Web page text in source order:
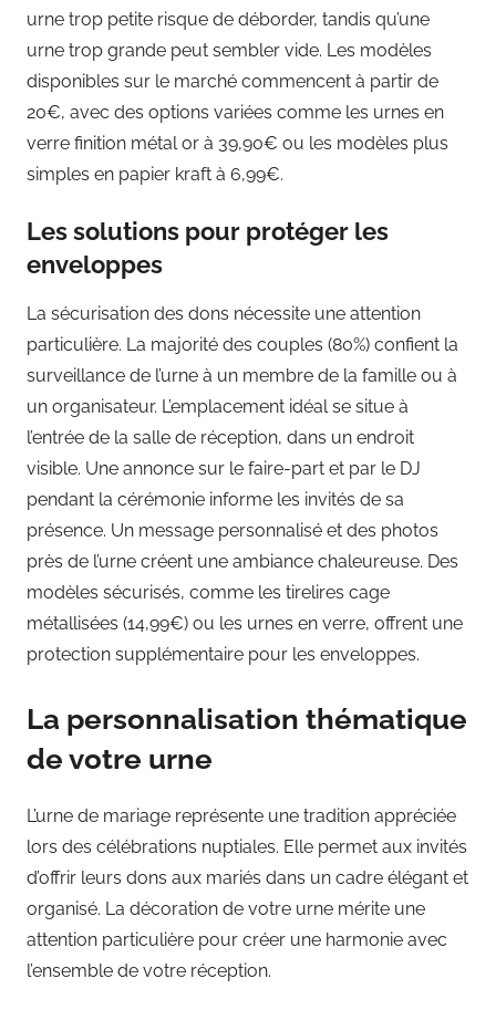
urne trop petite risque de déborder, tandis qu’une
urne trop grande peut sembler vide. Les modèles
disponibles sur le marché commencent à partir de
20€, avec des options variées comme les urnes en
verre finition métal or à 39,90€ ou les modèles plus
simples en papier kraft à 6,99€.
Les solutions pour protéger les
enveloppes
La sécurisation des dons nécessite une attention
particulière. La majorité des couples (80%) confient la
surveillance de l’urne à un membre de la famille ou à
un organisateur. L’emplacement idéal se situe à
l’entrée de la salle de réception, dans un endroit
visible. Une annonce sur le faire-part et par le DJ
pendant la cérémonie informe les invités de sa
présence. Un message personnalisé et des photos
près de l’urne créent une ambiance chaleureuse. Des
modèles sécurisés, comme les tirelires cage
métallisées (14,99€) ou les urnes en verre, offrent une
protection supplémentaire pour les enveloppes.
La personnalisation thématique
de votre urne
L’urne de mariage représente une tradition appréciée
lors des célébrations nuptiales. Elle permet aux invités
d’offrir leurs dons aux mariés dans un cadre élégant et
organisé. La décoration de votre urne mérite une
attention particulière pour créer une harmonie avec
l’ensemble de votre réception.